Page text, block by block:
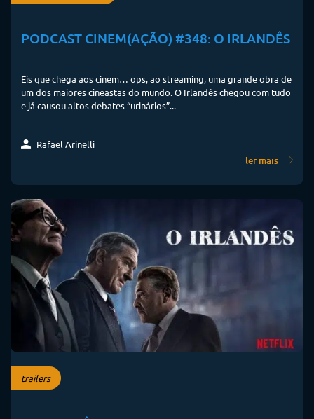
PODCAST CINEM(AÇÃO) #348: O IRLANDÊS
Eis que chega aos cinem… ops, ao streaming, uma grande obra de
um dos maiores cineastas do mundo. O Irlandês chegou com tudo
e já causou altos debates “urinários”...
Rafael Arinelli
ler mais
trailers